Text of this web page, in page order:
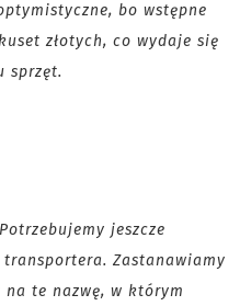
bo wstępne
złotych, co wydaje się
sprzęt.
jeszcze
Zastanawiamy
na te nazwę, w którym